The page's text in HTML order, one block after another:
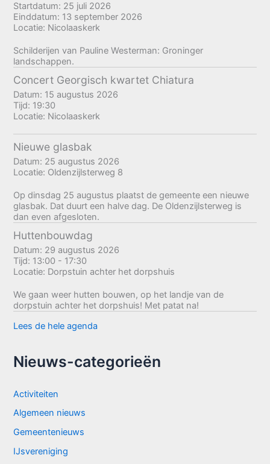
Startdatum: 25 juli 2026
Einddatum: 13 september 2026
Locatie: Nicolaaskerk
Schilderijen van Pauline Westerman: Groninger
landschappen.
Concert Georgisch kwartet Chiatura
Datum: 15 augustus 2026
Tijd: 19:30
Locatie: Nicolaaskerk
Nieuwe glasbak
Datum: 25 augustus 2026
Locatie: Oldenzijlsterweg 8
Op dinsdag 25 augustus plaatst de gemeente een nieuwe
glasbak. Dat duurt een halve dag. De Oldenzijlsterweg is
dan even afgesloten.
Huttenbouwdag
Datum: 29 augustus 2026
Tijd: 13:00 - 17:30
Locatie: Dorpstuin achter het dorpshuis
We gaan weer hutten bouwen, op het landje van de
dorpstuin achter het dorpshuis! Met patat na!
Lees de hele agenda
Nieuws-categorieën
Activiteiten
Algemeen nieuws
Gemeentenieuws
IJsvereniging